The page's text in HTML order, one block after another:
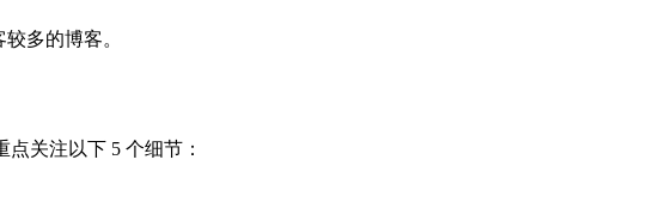
多的博客。
关注以下 5 个细节：